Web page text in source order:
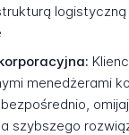
menedżerami
szybszego